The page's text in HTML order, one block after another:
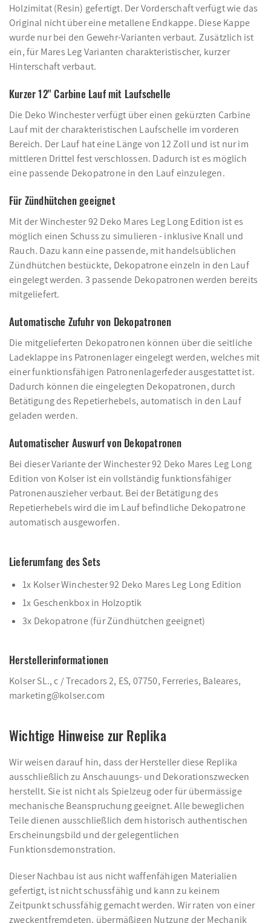
Holzimitat (Resin) gefertigt. Der Vorderschaft verfügt wie das
Original nicht über eine metallene Endkappe. Diese Kappe
wurde nur bei den Gewehr-Varianten verbaut. Zusätzlich ist
ein, für Mares Leg Varianten charakteristischer, kurzer
Hinterschaft verbaut.
Kurzer 12'' Carbine Lauf mit Laufschelle
Die Deko Winchester verfügt über einen gekürzten Carbine
Lauf mit der charakteristischen Laufschelle im vorderen
Bereich. Der Lauf hat eine Länge von 12 Zoll und ist nur im
mittleren Drittel fest verschlossen. Dadurch ist es möglich
eine passende Dekopatrone in den Lauf einzulegen.
Für Zündhütchen geeignet
Mit der Winchester 92 Deko Mares Leg Long Edition ist es
möglich einen Schuss zu simulieren - inklusive Knall und
Rauch. Dazu kann eine passende, mit handelsüblichen
Zündhütchen bestückte, Dekopatrone einzeln in den Lauf
eingelegt werden. 3 passende Dekopatronen werden bereits
mitgeliefert.
Automatische Zufuhr von Dekopatronen
Die mitgelieferten Dekopatronen können über die seitliche
Ladeklappe ins Patronenlager eingelegt werden, welches mit
einer funktionsfähigen Patronenlagerfeder ausgestattet ist.
Dadurch können die eingelegten Dekopatronen, durch
Betätigung des Repetierhebels, automatisch in den Lauf
geladen werden.
Automatischer Auswurf von Dekopatronen
Bei dieser Variante der Winchester 92 Deko Mares Leg Long
Edition von Kolser ist ein vollständig funktionsfähiger
Patronenauszieher verbaut. Bei der Betätigung des
Repetierhebels wird die im Lauf befindliche Dekopatrone
automatisch ausgeworfen.
Lieferumfang des Sets
1x Kolser Winchester 92 Deko Mares Leg Long Edition
1x Geschenkbox in Holzoptik
3x Dekopatrone (für Zündhütchen geeignet)
Herstellerinformationen
Kolser SL., c / Trecadors 2, ES, 07750, Ferreries, Baleares,
marketing@kolser.com
Wichtige Hinweise zur Replika
Wir weisen darauf hin, dass der Hersteller diese Replika
ausschließlich zu Anschauungs- und Dekorationszwecken
herstellt. Sie ist nicht als Spielzeug oder für übermässige
mechanische Beanspruchung geeignet. Alle beweglichen
Teile dienen ausschließlich dem historisch authentischen
Erscheinungsbild und der gelegentlichen
Funktionsdemonstration.
Dieser Nachbau ist aus nicht waffenfähigen Materialien
gefertigt, ist nicht schussfähig und kann zu keinem
Zeitpunkt schussfähig gemacht werden. Wir raten von einer
zweckentfremdeten, übermäßigen Nutzung der Mechanik